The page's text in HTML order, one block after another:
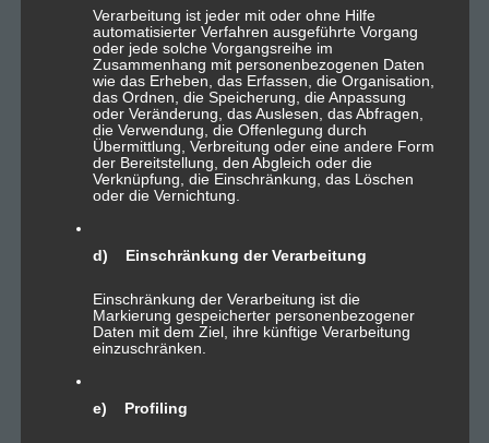
SQL-Datenbank
SSI
Einrichtungsgebühr
Paket M
5 GB Speicherplatz
100 Mbit/s Bandbreite
Verarbeitung ist jeder mit oder ohne Hilfe
automatisierter Verfahren ausgeführte Vorgang
oder jede solche Vorgangsreihe im
Zusammenhang mit personenbezogenen Daten
wie das Erheben, das Erfassen, die Organisation,
das Ordnen, die Speicherung, die Anpassung
oder Veränderung, das Auslesen, das Abfragen,
die Verwendung, die Offenlegung durch
Übermittlung, Verbreitung oder eine andere Form
der Bereitstellung, den Abgleich oder die
Verknüpfung, die Einschränkung, das Löschen
oder die Vernichtung.
d) Einschränkung der Verarbeitung
Einschränkung der Verarbeitung ist die
Markierung gespeicherter personenbezogener
Daten mit dem Ziel, ihre künftige Verarbeitung
einzuschränken.
e) Profiling